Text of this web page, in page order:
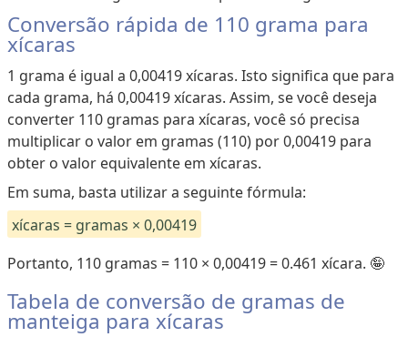
Conversão rápida de 110 grama para
xícaras
1 grama é igual a 0,00419 xícaras. Isto significa que para
cada grama, há 0,00419 xícaras. Assim, se você deseja
converter 110 gramas para xícaras, você só precisa
multiplicar o valor em gramas (110) por 0,00419 para
obter o valor equivalente em xícaras.
Em suma, basta utilizar a seguinte fórmula:
xícaras = gramas × 0,00419
Portanto, 110 gramas = 110 × 0,00419 = 0.461 xícara. 🤪
Tabela de conversão de gramas de
manteiga para xícaras